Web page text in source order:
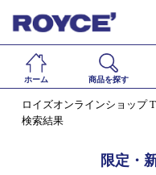
ホーム 商品を探す
ロイズオンラインショップ
検索結果
限定・